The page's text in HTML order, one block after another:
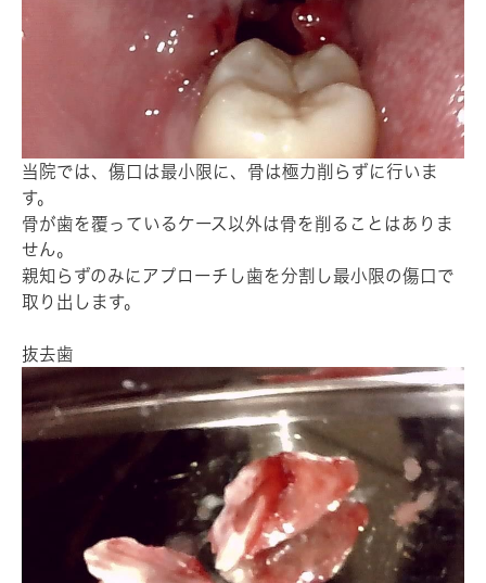
当院では、傷口は最小限に、骨は極力削らずに行いま
す。
骨が歯を覆っているケース以外は骨を削ることはありま
せん。
親知らずのみにアプローチし歯を分割し最小限の傷口で
取り出します。
抜去歯